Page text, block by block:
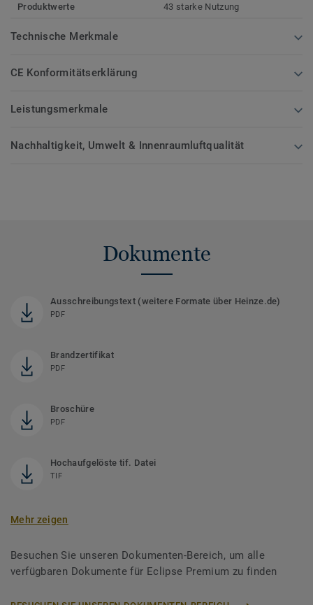
Produktwerte 43 starke Nutzung
Technische Merkmale
CE Konformitätserklärung
Leistungsmerkmale
Nachhaltigkeit, Umwelt & Innenraumluftqualität
Dokumente
Ausschreibungstext (weitere Formate über Heinze.de)
PDF
Brandzertifikat
PDF
Broschüre
PDF
Hochaufgelöste tif. Datei
TIF
Mehr zeigen
Besuchen Sie unseren Dokumenten-Bereich, um alle
verfügbaren Dokumente für Eclipse Premium zu finden